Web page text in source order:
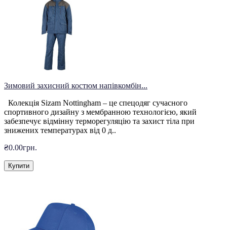
Зимовий захисний костюм напівкомбін...
Колекція Sizam Nottingham – це спецодяг сучасного
спортивного дизайну з мембранною технологією, який
забезпечує відмінну терморегуляцію та захист тіла при
знижених температурах від 0 д..
₴0.00грн.
Купити